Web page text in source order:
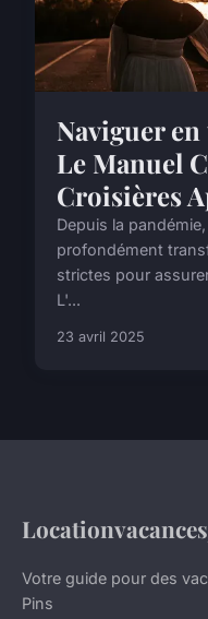
Naviguer
Le Manuel
Croisières
Depuis la
profondément
strictes pour
L'...
23 avril 2025
Votre guide pour des
Pins